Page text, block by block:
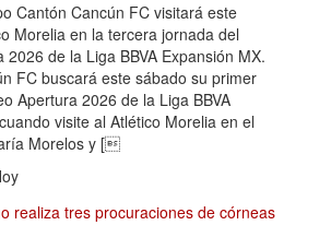
Cantón Cancún FC visitará este
Morelia en la tercera jornada del
2026 de la Liga BBVA Expansión MX.
FC buscará este sábado su primer
Apertura 2026 de la Liga BBVA
visite al Atlético Morelia en el
Morelos y [